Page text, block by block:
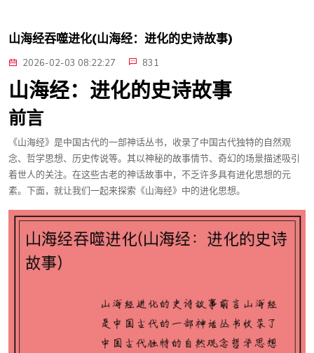
山海经吞噬进化(山海经：进化的史诗故事)
2026-02-03 08:22:27 831
山海经：进化的史诗故事
前言
《山海经》是中国古代的一部神话丛书，收录了中国古代独特的自然观
念、哲学思想、历史传说等。其以神秘的故事情节、奇幻的场景描述吸引
着世人的关注。在这些古老的神话故事中，不乏许多具有进化思想的元
素。下面，就让我们一起来探索《山海经》中的进化思想。